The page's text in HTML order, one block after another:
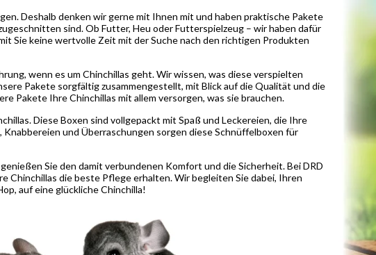
Deshalb denken wir gerne mit Ihnen mit und haben praktische Pakete
sind. Ob Futter, Heu oder Futterspielzeug – wir haben dafür
Sie keine wertvolle Zeit mit der Suche nach den richtigen Produkten
wenn es um Chinchillas geht. Wir wissen, was diese verspielten
Pakete sorgfältig zusammengestellt, mit Blick auf die Qualität und die
Pakete Ihre Chinchillas mit allem versorgen, was sie brauchen.
Diese Boxen sind vollgepackt mit Spaß und Leckereien, die Ihre
und Überraschungen sorgen diese Schnüffelboxen für
Sie den damit verbundenen Komfort und die Sicherheit. Bei DRD
Chinchillas die beste Pflege erhalten. Wir begleiten Sie dabei, Ihren
auf eine glückliche Chinchilla!